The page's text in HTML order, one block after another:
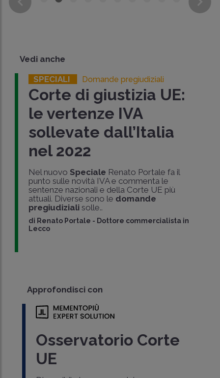
Vedi anche
SPECIALI Domande pregiudiziali
Corte di giustizia UE:
le vertenze IVA
sollevate dall’Italia
nel 2022
Nel nuovoSpeciale Renato Portale fa il
punto sulle novità IVA e commenta le
sentenze nazionali e della Corte UE più
attuali. Diverse sono le domande
pregiudiziali solle..
di Renato Portale - Dottore commercialista in
Lecco
Approfondisci con
Osservatorio Corte
UE